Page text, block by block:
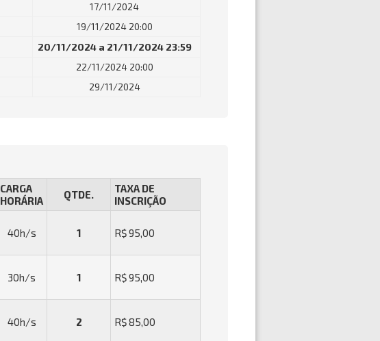
17/11/2024
19/11/2024 20:00
20/11/2024 a 21/11/2024 23:59
22/11/2024 20:00
29/11/2024
CARGA
HORÁRIA
QTDE.
TAXA DE
INSCRIÇÃO
40h/s 1 R$ 95,00
30h/s 1 R$ 95,00
40h/s 2 R$ 85,00